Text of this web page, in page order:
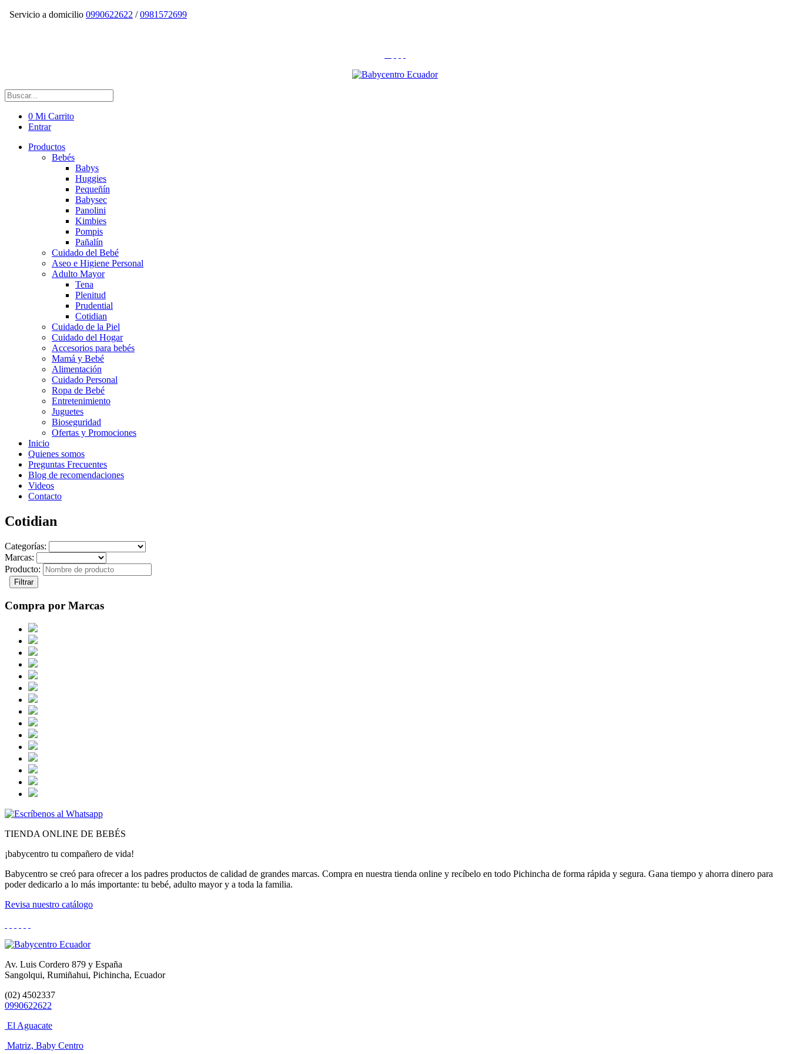
Servicio a domicilio 0990622622 /0981572699
0 Mi Carrito
Entrar
Productos
Bebés
Babys
Huggies
Pequeñín
Babysec
Panolini
Kimbies
Pompis
Pañalín
Cuidado del Bebé
Aseo e Higiene Personal
Adulto Mayor
Tena
Plenitud
Prudential
Cotidian
Cuidado de la Piel
Cuidado del Hogar
Accesorios para bebés
Mamá y Bebé
Alimentación
Cuidado Personal
Ropa de Bebé
Entretenimiento
Juguetes
Bioseguridad
Ofertas y Promociones
Inicio
Quienes somos
Preguntas Frecuentes
Blog de recomendaciones
Videos
Contacto
Cotidian
Categorías:
Marcas:
Producto:
Filtrar
Compra por Marcas
TIENDA ONLINE DE BEBÉS
¡babycentro tu compañero de vida!
Babycentro se creó para ofrecer a los padres productos de calidad de grandes marcas. Compra en nuestra tienda online y recíbelo en todo Pichincha de forma rápida y segura. Gana tiempo y ahorra dinero para
poder dedicarlo a lo más importante: tu bebé, adulto mayor y a toda la familia.
Revisa nuestro catálogo
Av. Luis Cordero 879 y España
Sangolqui, Rumiñahui, Pichincha, Ecuador
(02) 4502337
0990622622
El Aguacate
Matriz, Baby Centro